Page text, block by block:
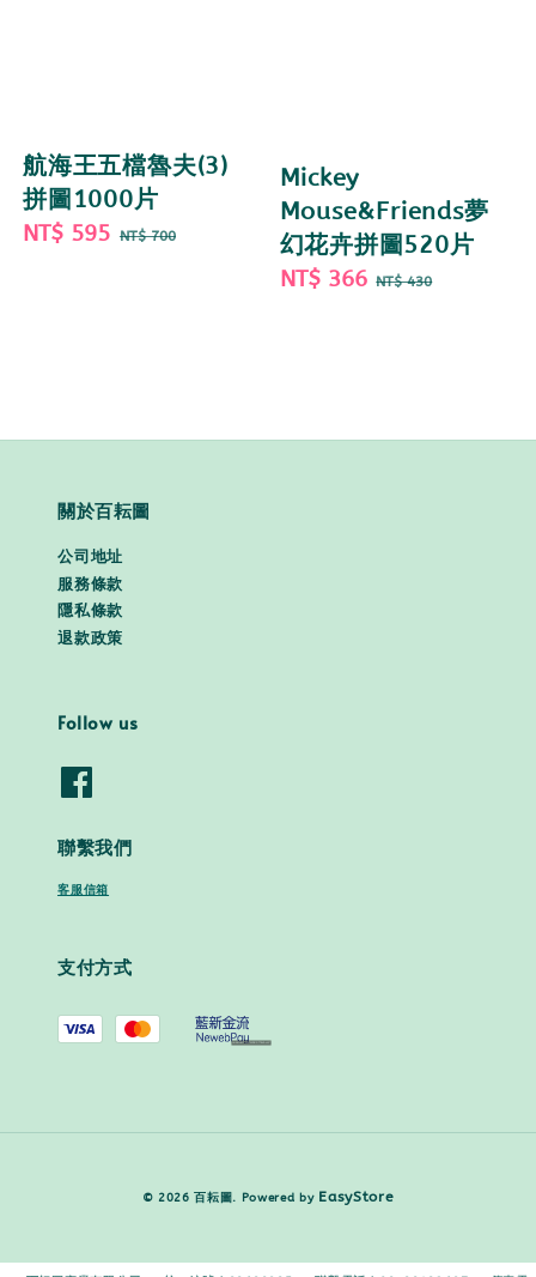
航海王五檔魯夫(3)
拼圖1000片
Sale
NT$ 595 Regular
NT$ 700
Mickey
Mouse&Friends夢
幻花卉拼圖520片
Sale
NT$ 366 Regular
NT$ 430
關於百耘圖
公司地址
服務條款
隱私條款
退款政策
Follow us
聯繫我們
客服信箱
支付方式
© 2026 百耘圖. Powered by EasyStore